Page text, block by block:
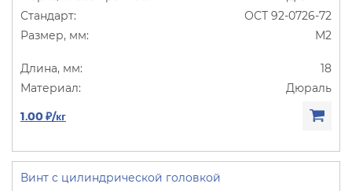
ОСТ 92-0726-72
М2
18
Дюраль
1.00 ₽/кг
Винт с цилиндрической головкой